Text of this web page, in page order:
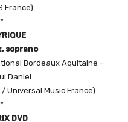
France)
soprano
Bordeaux Aquitaine –
Daniel
Universal Music France)
DVD